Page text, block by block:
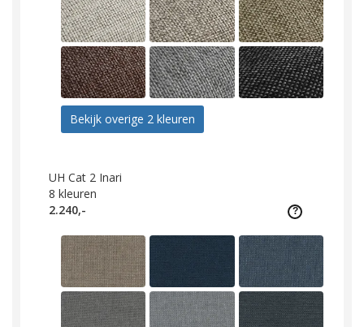
Bekijk overige 2 kleuren
UH Cat 2 Inari
8 kleuren
2.240,-